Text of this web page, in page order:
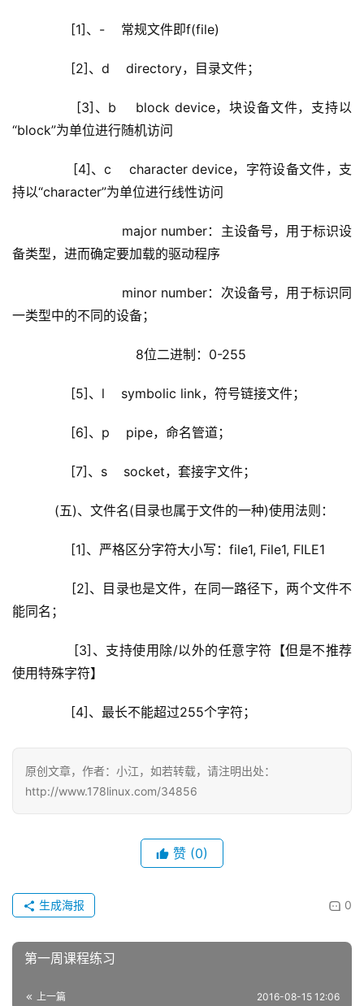
[1]、-    常规文件即f(file)
[2]、d    directory，目录文件；
[3]、b    block device，块设备文件，支持以
“block”为单位进行随机访问
[4]、c    character device，字符设备文件，支
持以“character”为单位进行线性访问
major number：主设备号，用于标识设
备类型，进而确定要加载的驱动程序
minor number：次设备号，用于标识同
一类型中的不同的设备；
8位二进制：0-255
[5]、l    symbolic link，符号链接文件；
[6]、p    pipe，命名管道；
[7]、s    socket，套接字文件；
(五)、文件名(目录也属于文件的一种)使用法则：
[1]、严格区分字符大小写：file1, File1, FILE1
[2]、目录也是文件，在同一路径下，两个文件不
能同名；
[3]、支持使用除/以外的任意字符【但是不推荐
使用特殊字符】
[4]、最长不能超过255个字符；
原创文章，作者：小江，如若转载，请注明出处：
http://www.178linux.com/34856
赞 (0)
0
生成海报
第一周课程练习
上一篇 2016-08-15 12:06